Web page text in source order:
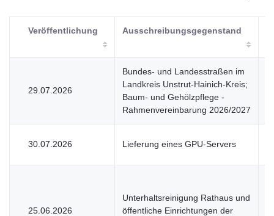
Veröffentlichung Ausschreibungsgegenstand
29.07.2026
Bundes- und Landesstraßen im
Landkreis Unstrut-Hainich-Kreis;
Baum- und Gehölzpflege -
Rahmenvereinbarung 2026/2027
30.07.2026 Lieferung eines GPU-Servers
25.06.2026
Unterhaltsreinigung Rathaus und
öffentliche Einrichtungen der